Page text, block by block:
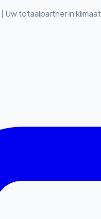
Uw totaalpartner in